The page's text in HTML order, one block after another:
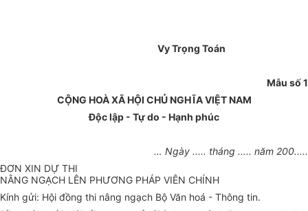
Vy Trọng Toán
Mẫu số 1
CỘNG HOÀ XÃ HỘI CHỦ NGHĨA VIỆT NAM
Độc lập - Tự do - Hạnh phúc
… Ngày ..... tháng ..... năm 200.....
ĐƠN XIN DỰ THI
NÂNG NGẠCH LÊN PHƯƠNG PHÁP VIÊN CHÍNH
Kính gửi: Hội đồng thi nâng ngạch Bộ Văn hoá - Thông tin.